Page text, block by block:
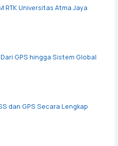
RTK Universitas Atma Jaya
GPS hingga Sistem Global
dan GPS Secara Lengkap